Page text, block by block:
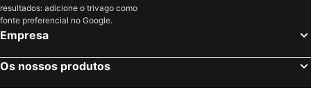
resultados: adicione o trivago como
fonte preferencial no Google.
Empresa
Os nossos produtos